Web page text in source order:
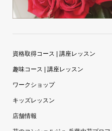
資格取得コース | 講座レッスン
趣味コース | 講座レッスン
ワークショップ
キッズレッスン
店舗情報